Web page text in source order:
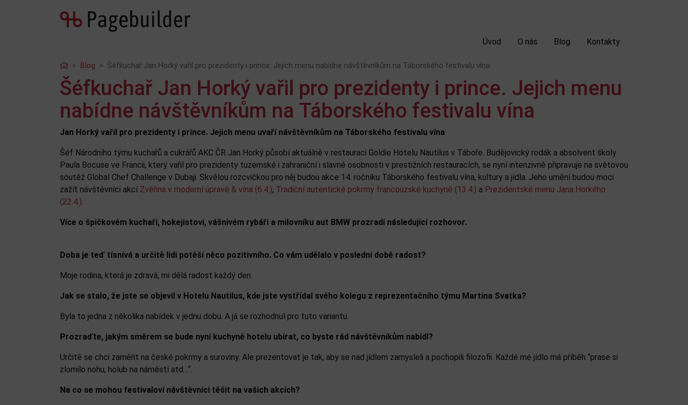
Úvod O nás Blog Kontakty
HomeBlog Šéfkuchař Jan Horký vařil pro prezidenty i prince. Jejich menu nabídne návštěvníkům na Táborského festivalu vína
Šéfkuchař Jan Horký vařil pro prezidenty i prince. Jejich menu
nabídne návštěvníkům na Táborského festivalu vína
Jan Horký vařil pro prezidenty i prince. Jejich menu uvaří návštěvníkům na Táborského festivalu vína
Šéf Národního týmu kuchařů a cukrářů AKC ČR Jan Horký působí aktuálně v restauraci Goldie Hotelu Nautilus v Táboře. Budějovický rodák a absolvent školy
Paula Bocuse ve Francii, který vařil pro prezidenty tuzemské i zahraniční i slavné osobnosti v prestižních restauracích, se nyní intenzivně připravuje na světovou
soutěž Global Chef Challenge v Dubaji. Skvělou rozcvičkou pro něj budou akce 14. ročníku Táborského festivalu vína, kultury a jídla. Jeho umění budou moci
zažít návštěvníci akcí Zvěřina v moderní úpravě & vína (6.4.), Tradiční autentické pokrmy francouzské kuchyně (13.4.) a Prezidentské menu Jana Horkého
(22.4.).
Více o špičkovém kuchaři, hokejistovi, vášnivém rybáři a milovníku aut BMW prozradí následující rozhovor.
Doba je teď tísnívá a určitě lidi potěší něco pozitivního. Co vám udělalo v poslední době radost?
Moje rodina, která je zdravá, mi dělá radost každý den.
Jak se stalo, že jste se objevil v Hotelu Nautilus, kde jste vystřídal svého kolegu z reprezentačního týmu Martina Svatka?
Byla to jedna z několika nabídek v jednu dobu. A já se rozhodnul pro tuto variantu.
Prozraďte, jakým směrem se bude nyní kuchyně hotelu ubírat, co byste rád návštěvníkům nabídl?
Určitě se chci zaměřit na české pokrmy a suroviny. Ale prezentovat je tak, aby se nad jídlem zamysleli a pochopili filozofii. Každé mé jídlo má příběh “prase si
zlomilo nohu, holub na náměstí atd…“.
Na co se mohou festivaloví návštěvníci těšit na vašich akcích?